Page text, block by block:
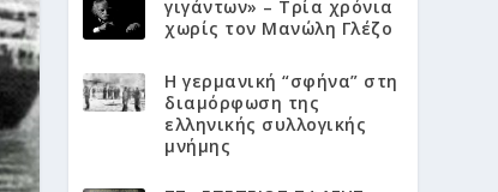
γιγάντων» – Τρία χρόνια
χωρίς τον Μανώλη Γλέζο
Η γερμανική “σφήνα” στη
διαμόρφωση της
ελληνικής συλλογικής
μνήμης